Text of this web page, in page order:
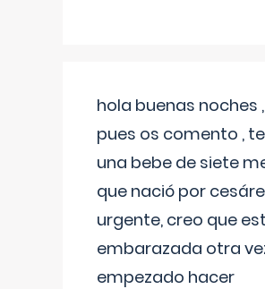
hola buenas noches ,
pues os comento ,
una bebe de siete
que nació por
urgente, creo que
embarazada otra
empezado hacer